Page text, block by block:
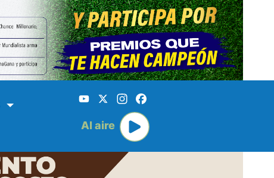
YouTube
X Instagram
Al aire